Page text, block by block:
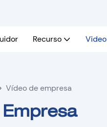
Recurso Video
Vídeo de empresa